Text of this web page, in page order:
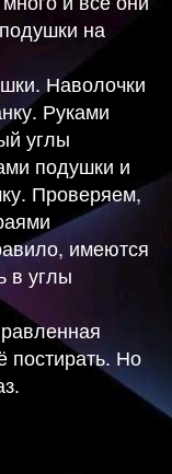
на
Наволочки
Руками
углы
подушки и
Проверяем,
имеются
в углы
постирать. Но